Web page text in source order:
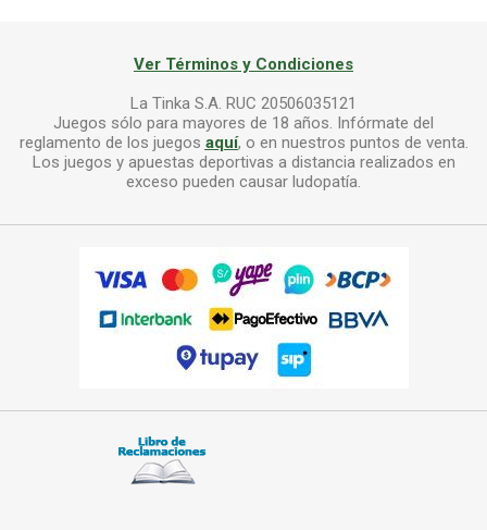
Ver Términos y Condiciones
La Tinka S.A. RUC 20506035121
Juegos sólo para mayores de 18 años. Infórmate del
reglamento de los juegos aquí, o en nuestros puntos de venta.
Los juegos y apuestas deportivas a distancia realizados en
exceso pueden causar ludopatía.